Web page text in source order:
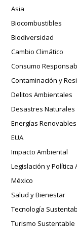
Asia
Biocombustibles
Biodiversidad
Cambio Climático
Consumo
Contaminación y
Delitos Ambientales
Desastres Naturales
Energías Renovables
EUA
Impacto Ambiental
Legislación y Política
México
Salud y Bienestar
Tecnología
Turismo Sustentable